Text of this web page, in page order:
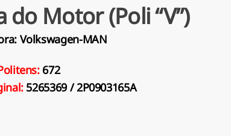
do Motor (Poli “V”)
Volkswagen-MAN
672
5265369 / 2P0903165A